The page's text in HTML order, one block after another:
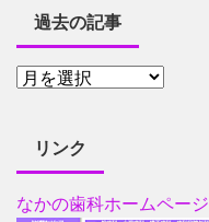
過去の記事
リンク
なかの歯科ホームページ